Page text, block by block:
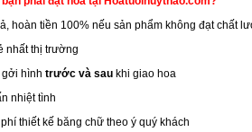
hoàn tiền 100% nếu sản phẩm không đạt chất
nhất thị trường
hình trước và sau khi giao hoa
nhiệt tình
thiết kế băng chữ theo ý quý khách